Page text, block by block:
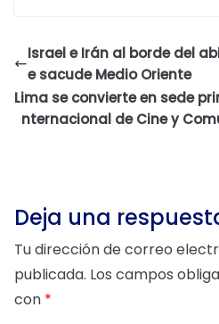
Israel e Irán al borde del
e sacude Medio Oriente
Lima se convierte en sede
nternacional de Cine y
Deja una
Tu dirección de correo
publicada. Los campos
con *